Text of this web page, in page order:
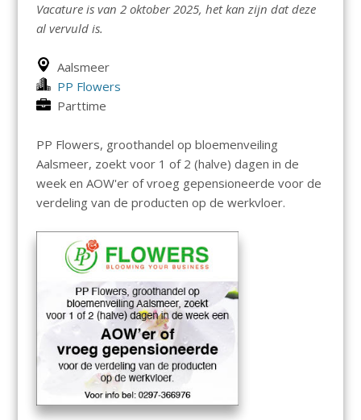
Vacature is van 2 oktober 2025, het kan zijn dat deze
al vervuld is.
Aalsmeer
PP Flowers
Parttime
PP Flowers, groothandel op bloemenveiling
Aalsmeer, zoekt voor 1 of 2 (halve) dagen in de
week en AOW'er of vroeg gepensioneerde voor de
verdeling van de producten op de werkvloer.